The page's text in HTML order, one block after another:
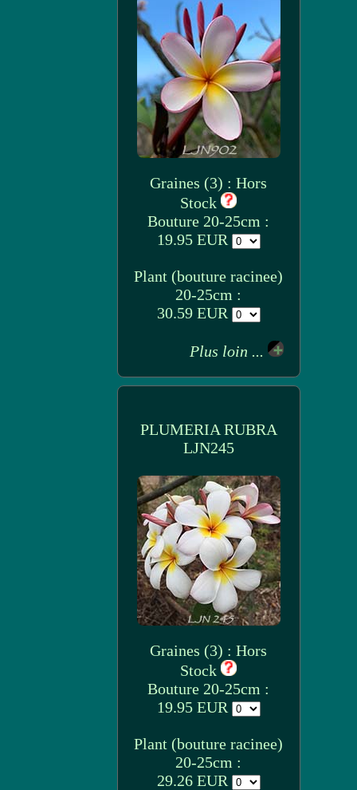
Graines (3) : Hors
Stock
Bouture 20-25cm :
19.95 EUR
Plant (bouture racinee)
20-25cm :
30.59 EUR
Plus loin ...
PLUMERIA RUBRA
LJN245
Graines (3) : Hors
Stock
Bouture 20-25cm :
19.95 EUR
Plant (bouture racinee)
20-25cm :
29.26 EUR